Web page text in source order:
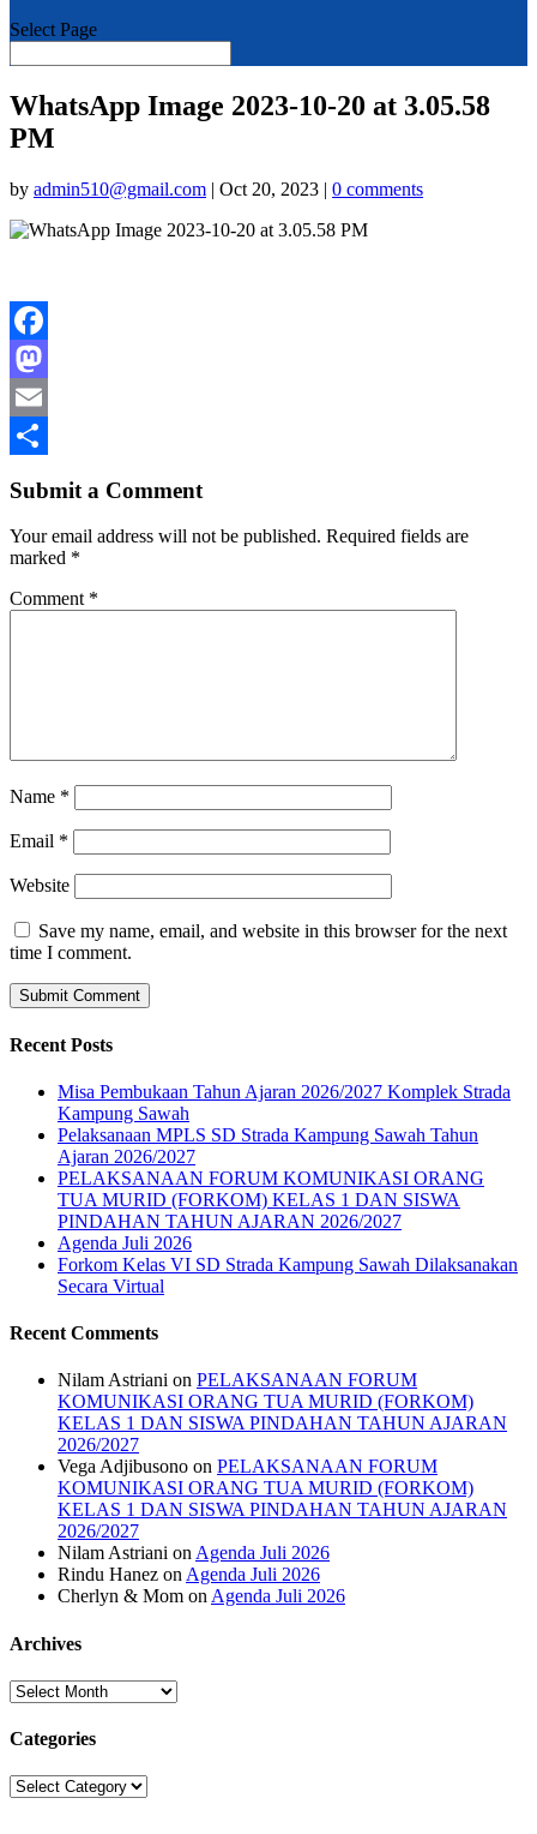
Select Page
WhatsApp Image 2023-10-20 at 3.05.58
PM
by admin510@gmail.com | Oct 20, 2023 | 0 comments
Facebook
Mastodon
Email
Submit a Comment
Your email address will not be published. Required fields are
marked *
Comment *
Name *
Email *
Website
Save my name, email, and website in this browser for the next
time I comment.
Recent Posts
Misa Pembukaan Tahun Ajaran 2026/2027 Komplek Strada
Kampung Sawah
Pelaksanaan MPLS SD Strada Kampung Sawah Tahun
Ajaran 2026/2027
PELAKSANAAN FORUM KOMUNIKASI ORANG
TUA MURID (FORKOM) KELAS 1 DAN SISWA
PINDAHAN TAHUN AJARAN 2026/2027
Agenda Juli 2026
Forkom Kelas VI SD Strada Kampung Sawah Dilaksanakan
Secara Virtual
Recent Comments
Nilam Astriani on PELAKSANAAN FORUM
KOMUNIKASI ORANG TUA MURID (FORKOM)
KELAS 1 DAN SISWA PINDAHAN TAHUN AJARAN
2026/2027
Vega Adjibusono on PELAKSANAAN FORUM
KOMUNIKASI ORANG TUA MURID (FORKOM)
KELAS 1 DAN SISWA PINDAHAN TAHUN AJARAN
2026/2027
Nilam Astriani on Agenda Juli 2026
Rindu Hanez on Agenda Juli 2026
Cherlyn & Mom on Agenda Juli 2026
Archives
Archives
Categories
Categories